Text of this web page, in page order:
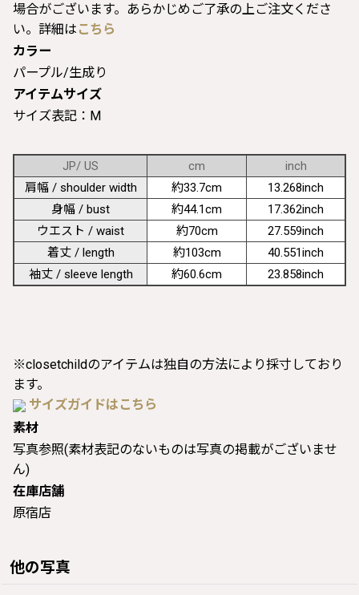
場合がございます。あらかじめご了承の上ご注文くださ
い。詳細は こちら
カラー
パープル/生成り
アイテムサイズ
サイズ表記：M
JP/ US cm
inch
肩幅 / shoulder width
約33.7cm
13.268inch
身幅 / bust
約44.1cm
17.362inch
ウエスト / waist
約70cm
27.559inch
着丈 / length
約103cm
40.551inch
袖丈 / sleeve length
約60.6cm 23.858inch
※closetchildのアイテムは独自の方法により採寸しており
ます。
サイズガイドはこちら
素材
写真参照(素材表記のないものは写真の掲載がございませ
ん)
在庫店舗
原宿店
他の写真